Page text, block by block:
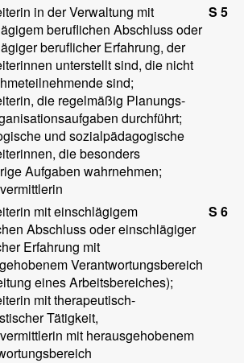
in der Verwaltung mit
beruflichen Abschluss oder
beruflicher Erfahrung, der
unterstellt sind, die nicht
sind;
die regelmäßig Planungs-
durchführt;
und sozialpädagogische
die besonders
Aufgaben wahrnehmen;
S 5
mit einschlägigem
Abschluss oder einschlägiger
Erfahrung mit
Verantwortungsbereich
eines Arbeitsbereiches);
mit therapeutisch-
Tätigkeit,
mit herausgehobenem
S 6